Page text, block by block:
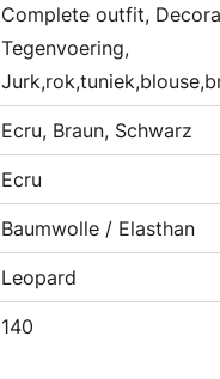
Complete outfit,
Tegenvoering,
Ecru, Braun, Schwarz
Ecru
Baumwolle / Elasthan
Leopard
140